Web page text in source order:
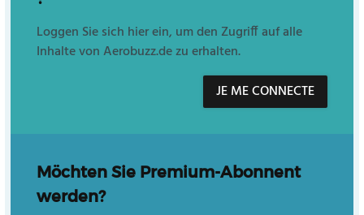
Loggen Sie sich hier ein, um den Zugriff auf alle
Inhalte von Aerobuzz.de zu erhalten.
JE ME CONNECTE
Möchten Sie Premium-Abonnent
werden?